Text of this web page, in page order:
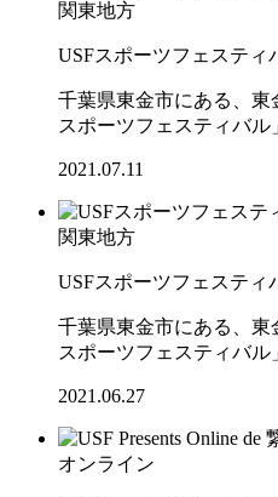
関東地方
USFスポーツフェステ
千葉県東金市にある、東
スポーツフェスティバル
2021.07.11
関東地方
USFスポーツフェスティ
千葉県東金市にある、東
スポーツフェスティバル
2021.06.27
オンライン